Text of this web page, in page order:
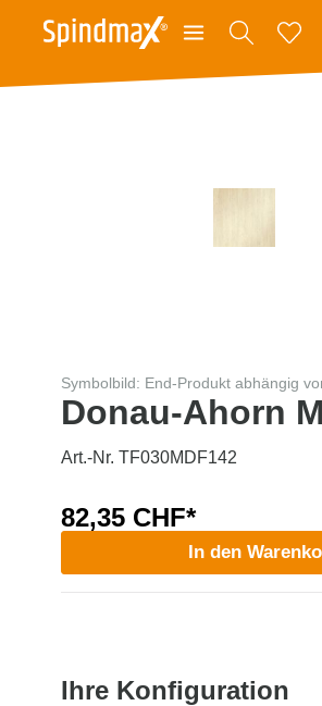
Symbolbild: End-Produkt abhängig
Donau-Ahorn
Art.-Nr. TF030MDF142
82,35 CHF*
In den
Ihre Konfiguration